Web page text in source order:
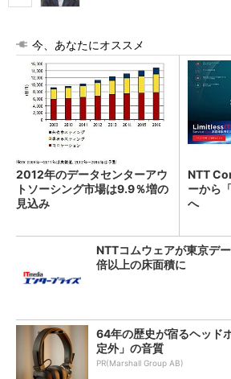
今、あなたにオススメ
2012年のデータセンターアウ
トソーシング市場は9.9％増の
見込み
NTT
ーから
へ
NTTコムウェアが東京デ
倍以上の床面積に
64年の歴史が宿るヘッド
定外」の音質
PR(Marshall Group AB)